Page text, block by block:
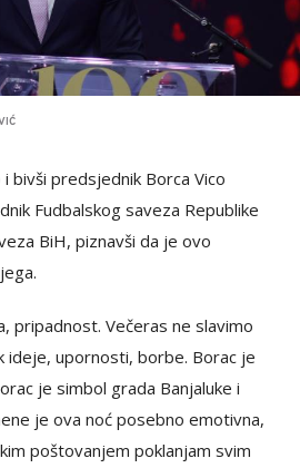
bivši predsjednik Borca Vico
Fudbalskog saveza Republike
BiH, piznavši da je ovo
pripadnost. Večeras ne slavimo
ideje, upornosti, borbe. Borac je
je simbol grada Banjaluke i
je ova noć posebno emotivna,
poštovanjem poklanjam svim